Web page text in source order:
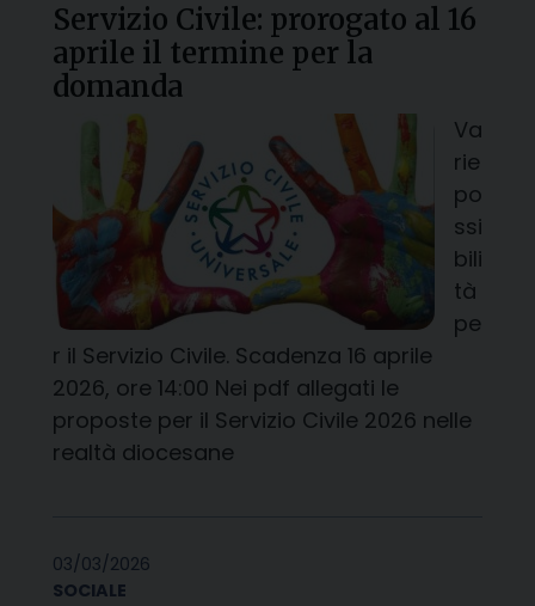
Servizio Civile: prorogato al 16
aprile il termine per la
domanda
Va
rie
po
ssi
bili
tà
pe
r il Servizio Civile. Scadenza 16 aprile
2026, ore 14:00 Nei pdf allegati le
proposte per il Servizio Civile 2026 nelle
realtà diocesane
03/03/2026
SOCIALE